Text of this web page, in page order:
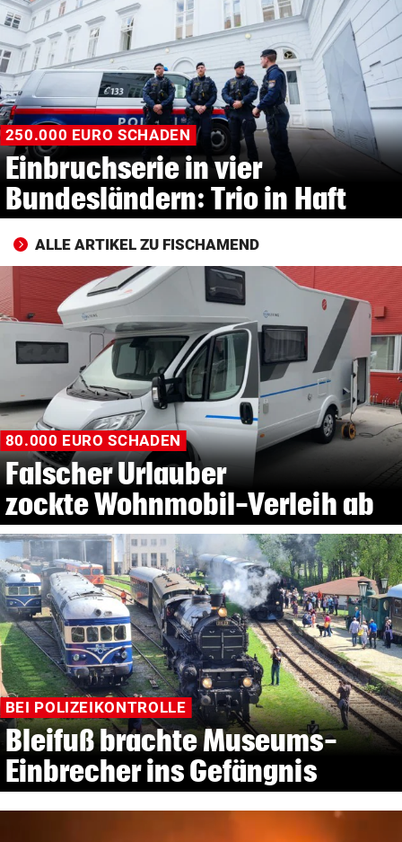
© Krone Multimedia GmbH & Co KG 2026
Muthgasse 2, 1190 Wien
250.000 EURO SCHADEN
Einbruchserie in vier
Bundesländern: Trio in Haft
ALLE ARTIKEL ZU FISCHAMEND
80.000 EURO SCHADEN
Falscher Urlauber
zockte Wohnmobil-Verleih ab
BEI POLIZEIKONTROLLE
Bleifuß brachte Museums-
Einbrecher ins Gefängnis